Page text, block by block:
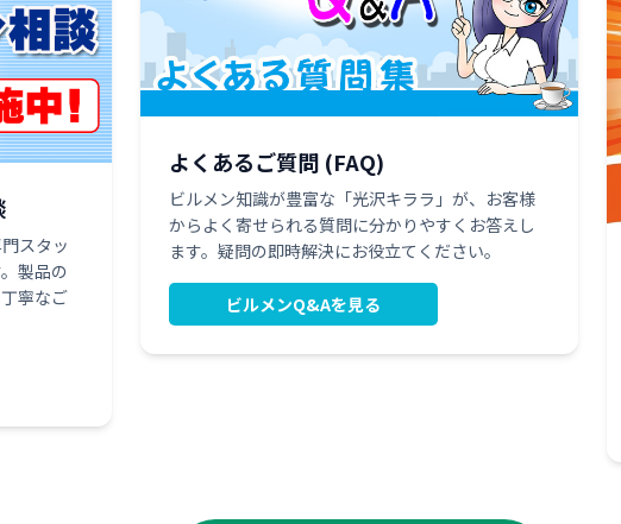
スタッ
製品の
寧なご
よくあるご質問 (FAQ)
ビルメン知識が豊富な「光沢キララ」が、お客様
からよく寄せられる質問に分かりやすくお答えし
ます。疑問の即時解決にお役立てください。
ビルメンQ&Aを見る